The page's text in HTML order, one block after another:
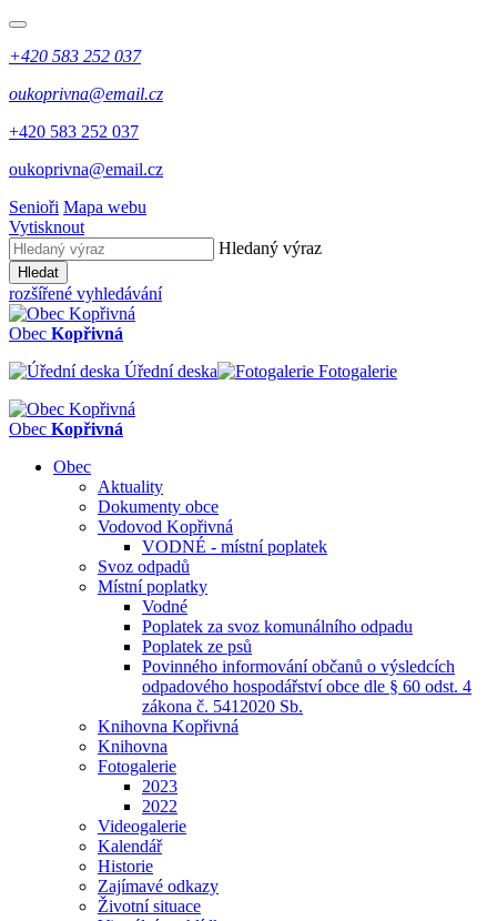
+420 583 252 037
oukoprivna@email.cz
+420 583 252 037
oukoprivna@email.cz
Senioři Mapa webu
Vytisknout
Hledaný výraz
Hledat
rozšířené vyhledávání
Obec Kopřivná
Úřední deska
Fotogalerie
Obec Kopřivná
Obec
Aktuality
Dokumenty obce
Vodovod Kopřivná
VODNÉ - místní poplatek
Svoz odpadů
Místní poplatky
Vodné
Poplatek za svoz komunálního odpadu
Poplatek ze psů
Povinného informování občanů o výsledcích
odpadového hospodářství obce dle § 60 odst. 4
zákona č. 5412020 Sb.
Knihovna Kopřivná
Knihovna
Fotogalerie
2023
2022
Videogalerie
Kalendář
Historie
Zajímavé odkazy
Životní situace